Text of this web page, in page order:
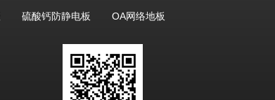
硫酸钙防静电板 OA网络地板